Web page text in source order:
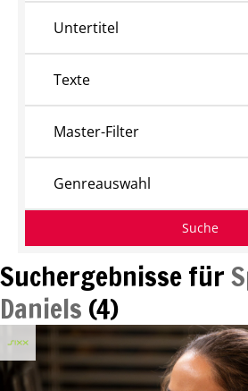
Suchergebnisse für
Daniels (4)
Untertitel
Texte
Master-Filter
Genreauswahl
Suche